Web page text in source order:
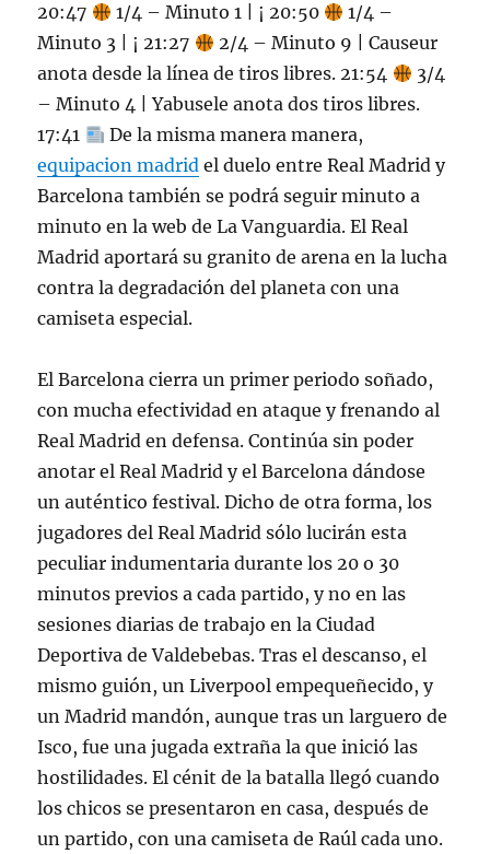
20:47
1/4 – Minuto 1 | ¡ 20:50
1/4 –
Minuto 3 | ¡ 21:27
2/4 – Minuto 9 | Causeur
anota desde la línea de tiros libres. 21:54
3/4
– Minuto 4 | Yabusele anota dos tiros libres.
17:41
De la misma manera manera,
equipacion madrid el duelo entre Real Madrid y
Barcelona también se podrá seguir minuto a
minuto en la web de La Vanguardia. El Real
Madrid aportará su granito de arena en la lucha
contra la degradación del planeta con una
camiseta especial.
El Barcelona cierra un primer periodo soñado,
con mucha efectividad en ataque y frenando al
Real Madrid en defensa. Continúa sin poder
anotar el Real Madrid y el Barcelona dándose
un auténtico festival. Dicho de otra forma, los
jugadores del Real Madrid sólo lucirán esta
peculiar indumentaria durante los 20 o 30
minutos previos a cada partido, y no en las
sesiones diarias de trabajo en la Ciudad
Deportiva de Valdebebas. Tras el descanso, el
mismo guión, un Liverpool empequeñecido, y
un Madrid mandón, aunque tras un larguero de
Isco, fue una jugada extraña la que inició las
hostilidades. El cénit de la batalla llegó cuando
los chicos se presentaron en casa, después de
un partido, con una camiseta de Raúl cada uno.